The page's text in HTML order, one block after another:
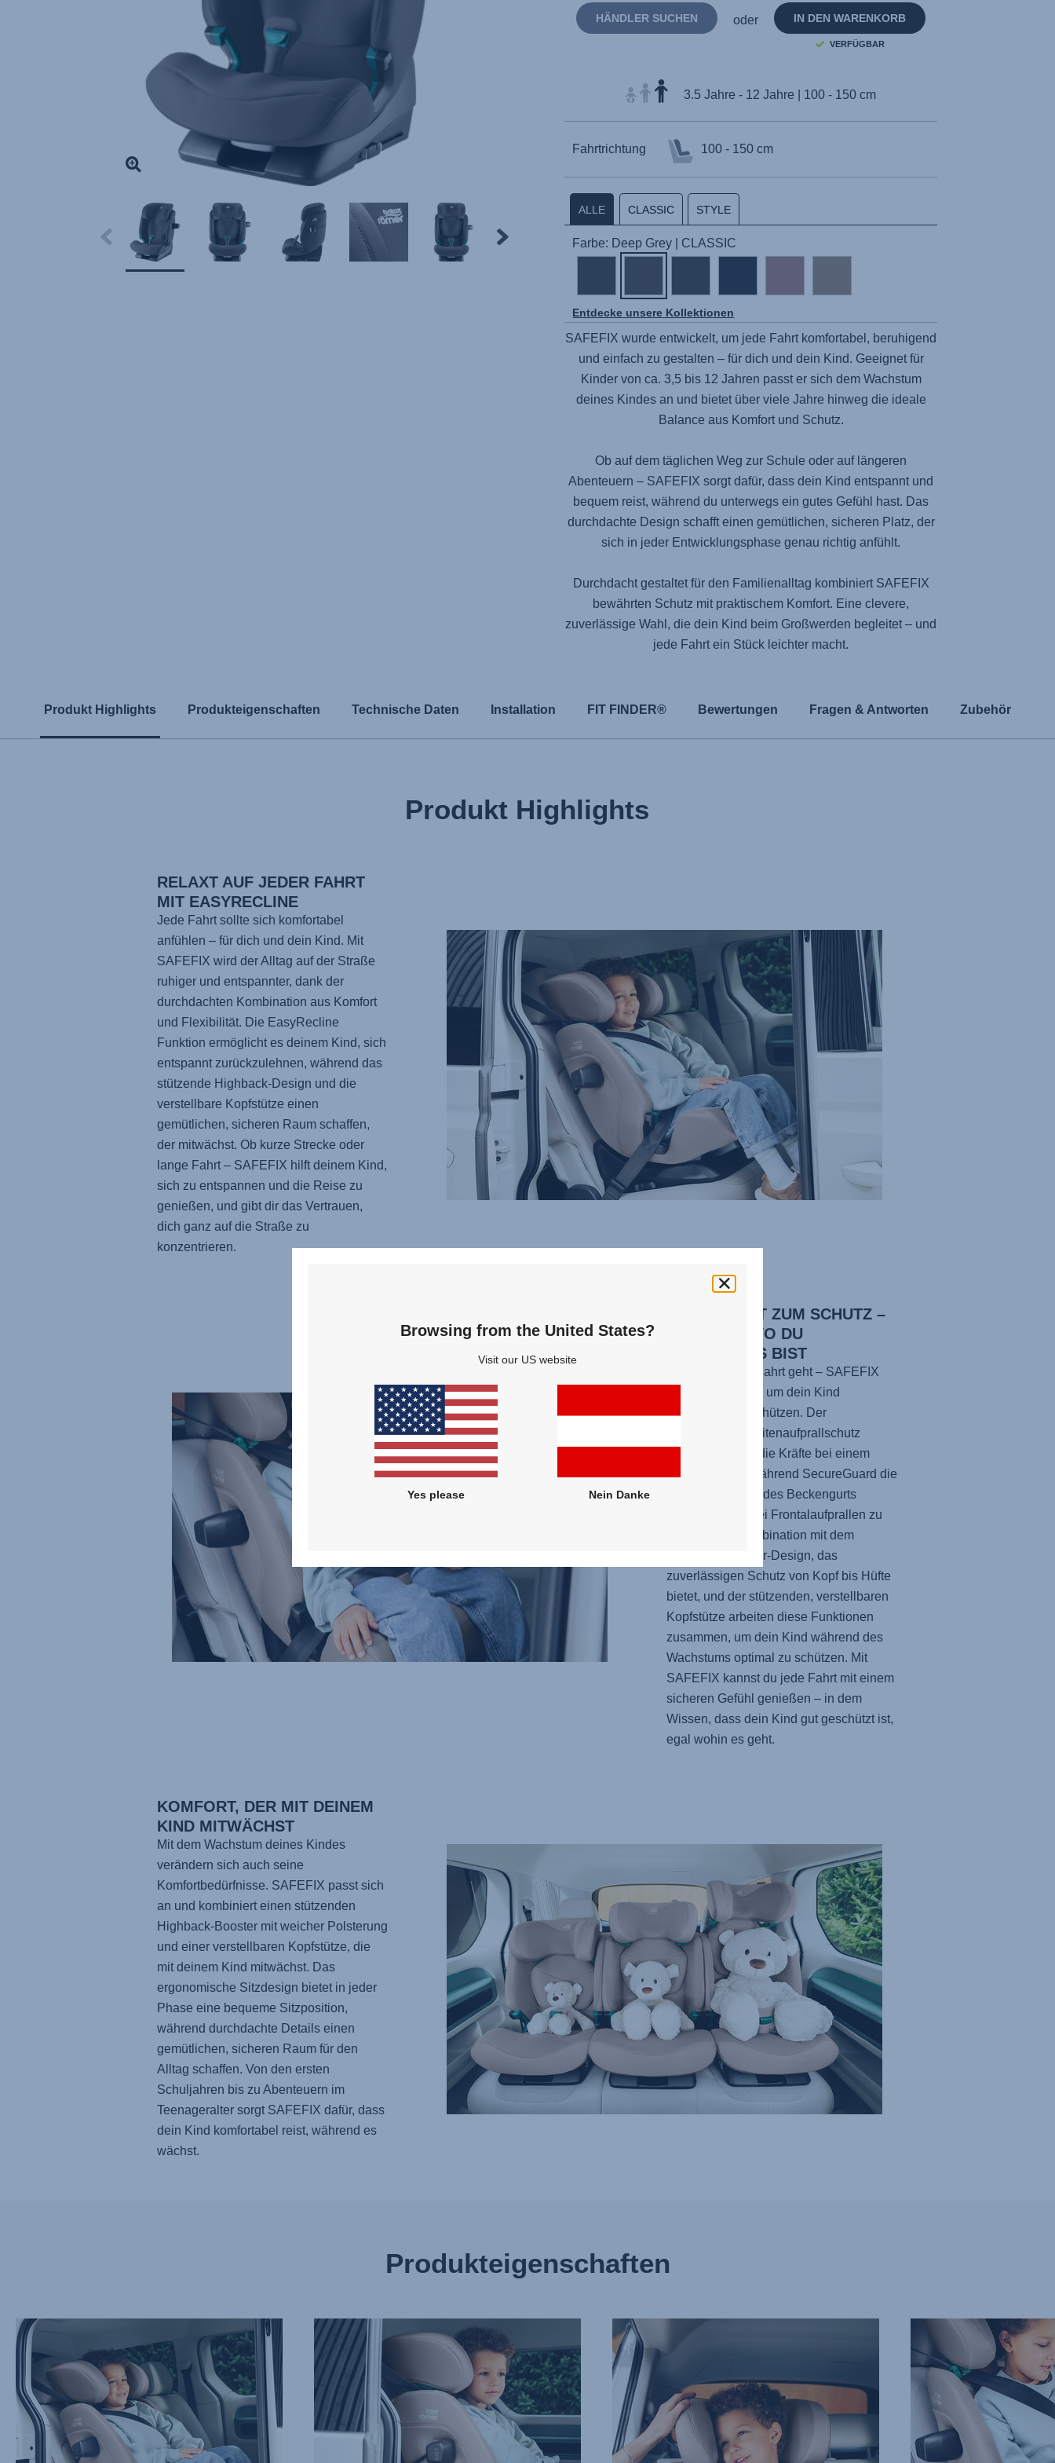
IN DEN WARENKORB
VERFÜGBAR
oder
HÄNDLER SUCHEN
3.5 Jahre - 12 Jahre | 100 - 150 cm
Fahrtrichtung 100 - 150 cm
ALLE CLASSIC STYLE
Farbe: Deep Grey | CLASSIC
Entdecke unsere Kollektionen
SAFEFIX wurde entwickelt, um jede Fahrt komfortabel, beruhigend
und einfach zu gestalten – für dich und dein Kind. Geeignet für
Kinder von ca. 3,5 bis 12 Jahren passt er sich dem Wachstum
deines Kindes an und bietet über viele Jahre hinweg die ideale
Balance aus Komfort und Schutz.
Ob auf dem täglichen Weg zur Schule oder auf längeren
Abenteuern – SAFEFIX sorgt dafür, dass dein Kind entspannt und
bequem reist, während du unterwegs ein gutes Gefühl hast. Das
durchdachte Design schafft einen gemütlichen, sicheren Platz, der
sich in jeder Entwicklungsphase genau richtig anfühlt.
Durchdacht gestaltet für den Familienalltag kombiniert SAFEFIX
bewährten Schutz mit praktischem Komfort. Eine clevere,
zuverlässige Wahl, die dein Kind beim Großwerden begleitet – und
jede Fahrt ein Stück leichter macht.
Produkt Highlights Produkteigenschaften Technische Daten Installation FIT FINDER® Bewertungen Fragen & Antworten Zubehör
Produkt Highlights
RELAXT AUF JEDER FAHRT
MIT EASYRECLINE
Jede Fahrt sollte sich komfortabel
anfühlen – für dich und dein Kind. Mit
SAFEFIX wird der Alltag auf der Straße
ruhiger und entspannter, dank der
durchdachten Kombination aus Komfort
und Flexibilität. Die EasyRecline
Funktion ermöglicht es deinem Kind, sich
entspannt zurückzulehnen, während das
stützende Highback-Design und die
verstellbare Kopfstütze einen
gemütlichen, sicheren Raum schaffen,
der mitwächst. Ob kurze Strecke oder
lange Fahrt – SAFEFIX hilft deinem Kind,
sich zu entspannen und die Reise zu
genießen, und gibt dir das Vertrauen,
dich ganz auf die Straße zu
konzentrieren.
ENTWICKELT ZUM SCHUTZ –
ÜBERALL, WO DU
UNTERWEGS BIST
Egal, wohin die Fahrt geht – SAFEFIX
wurde entwickelt, um dein Kind
zuverlässig zu schützen. Der
fortschrittliche Seitenaufprallschutz
(SICT) reduziert die Kräfte bei einem
Seitenaufprall, während SecureGuard die
korrekte Position des Beckengurts
unterstützt, um bei Frontalaufprallen zu
schützen. In Kombination mit dem
Highback-Booster-Design, das
zuverlässigen Schutz von Kopf bis Hüfte
bietet, und der stützenden, verstellbaren
Kopfstütze arbeiten diese Funktionen
zusammen, um dein Kind während des
Wachstums optimal zu schützen. Mit
SAFEFIX kannst du jede Fahrt mit einem
sicheren Gefühl genießen – in dem
Wissen, dass dein Kind gut geschützt ist,
egal wohin es geht.
KOMFORT, DER MIT DEINEM
KIND MITWÄCHST
Mit dem Wachstum deines Kindes
verändern sich auch seine
Komfortbedürfnisse. SAFEFIX passt sich
an und kombiniert einen stützenden
Highback-Booster mit weicher Polsterung
und einer verstellbaren Kopfstütze, die
mit deinem Kind mitwächst. Das
ergonomische Sitzdesign bietet in jeder
Phase eine bequeme Sitzposition,
während durchdachte Details einen
gemütlichen, sicheren Raum für den
Alltag schaffen. Von den ersten
Schuljahren bis zu Abenteuern im
Teenageralter sorgt SAFEFIX dafür, dass
dein Kind komfortabel reist, während es
wächst.
Produkteigenschaften
ENTSPANNT
UNTERWEGS
EASYRECLINE,
1
von
9
FORTSCHRITTLICHER
SEITENAUFPRALLSCHUTZ
–
SICT,
2
von
KOMFORTABLE,
SCHÜTZENDE
KOPFSTÜTZE,
3
von
DORT,
GEBRAUCHT
WIRD,
4
Browsing from the United States?
Visit our US website
Yes please Nein Danke